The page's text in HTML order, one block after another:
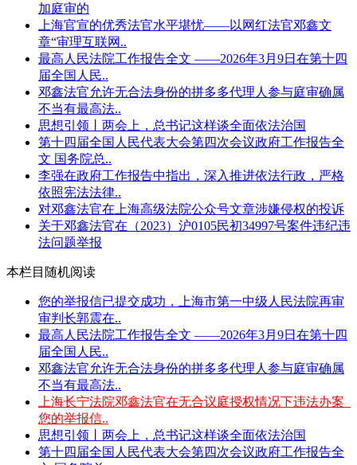
加庭审的
上海官宣的优秀法官水平堪忧——以网红法官邓鑫文
章“审理互联网..
最高人民法院工作报告全文 ——2026年3月9日在第十四
届全国人民..
邓鑫法官允许无合法身份的拼多多代理人参与庭审确属
不当有最高法..
思想引领丨两会上，总书记这样谈全面依法治国
第十四届全国人民代表大会第四次会议政府工作报告全
文 国务院总..
李强在政府工作报告中指出，深入推进依法行政，严格
依照宪法法律..
对邓鑫法官在上海高级法院公众号文章涉嫌侵权的投诉
关于邓鑫法官在（2023）沪0105民初34997号案件违纪违
法问题举报
本栏目随机阅读
您的举报信已提交成功，上海市第一中级人民法院再审
审判长郭震在..
最高人民法院工作报告全文 ——2026年3月9日在第十四
届全国人民..
邓鑫法官允许无合法身份的拼多多代理人参与庭审确属
不当有最高法..
上海长宁法院邓鑫法官在无合议庭授权情况下违法办案_
您的举报信..
思想引领丨两会上，总书记这样谈全面依法治国
第十四届全国人民代表大会第四次会议政府工作报告全